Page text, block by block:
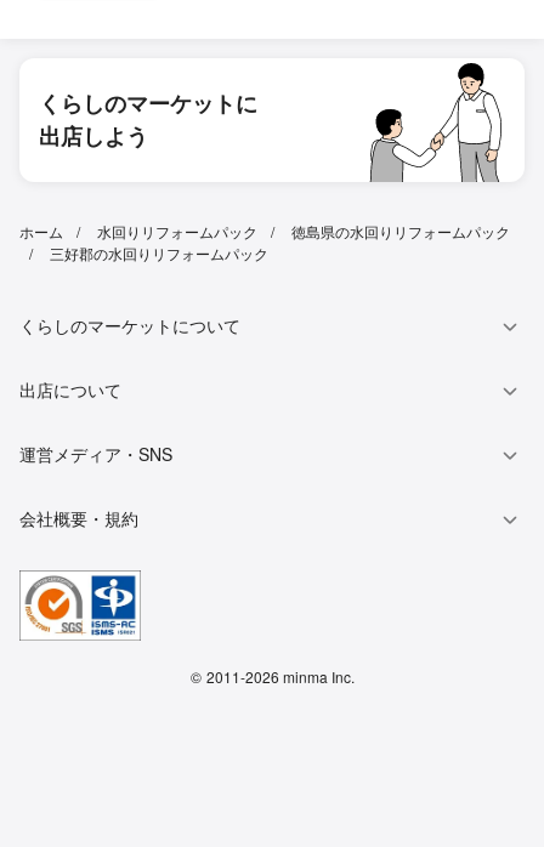
くらしのマーケットに
出店しよう
ホーム 水回りリフォームパック
徳島県の水回りリフォームパック
三好郡の水回りリフォームパック
くらしのマーケットについて
出店について
運営メディア・SNS
会社概要・規約
© 2011-2026 minma Inc.